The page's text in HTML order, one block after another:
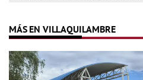
MÁS EN VILLAQUILAMBRE